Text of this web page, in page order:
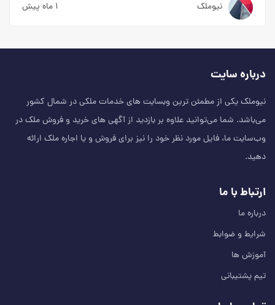
نیوملک ۱ ماه پیش
درباره سایت
نیوملک یکی از مطمئن‌ ترین وبسایت های خدمات ملکی در شمال کشور
می‌باشد. شما می‌توانید علاوه بر بازدید از آگهی های خرید و فروش ملک در
وب‌سایت ما، فایل مورد نظر خود را نیز برای فروش و یا اجاره ملک ارائه
دهید.
ارتباط با ما
درباره ما
شرایط و ضوابط
آموزش ها
تیم پشتیبانی